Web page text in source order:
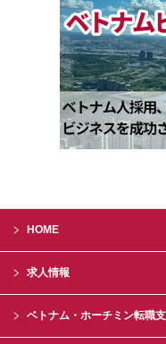
HOME
求人情報
ベトナム・ホーチミン転職